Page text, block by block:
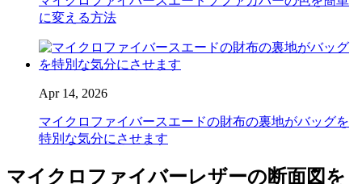
に変える方法
Apr 14, 2026
マイクロファイバースエードの財布の裏地がバッグを
特別な気分にさせます
マイクロファイバーレザーの断面図を